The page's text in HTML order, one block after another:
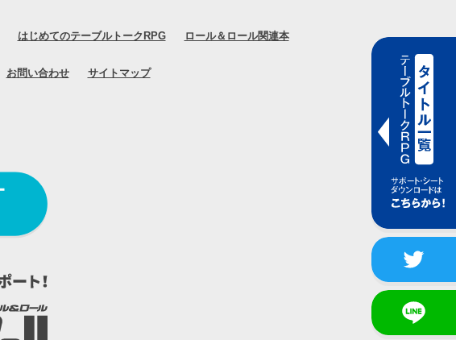
はじめてのテーブルトークRPG ロール＆ロール関連本
お問い合わせ サイトマップ